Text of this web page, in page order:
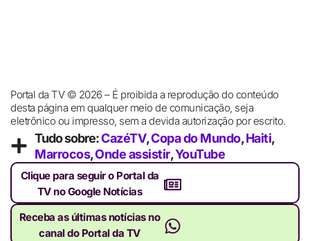
Portal da TV © 2026 – É proibida a reprodução do conteúdo
desta página em qualquer meio de comunicação, seja
eletrônico ou impresso, sem a devida autorização por escrito.
Tudo sobre:CazéTV,Copa do Mundo,Haiti,
Marrocos,Onde assistir,YouTube
Clique para seguir o Portal da
TV no Google Notícias
Receba as últimas notícias no
canal do Portal da TV